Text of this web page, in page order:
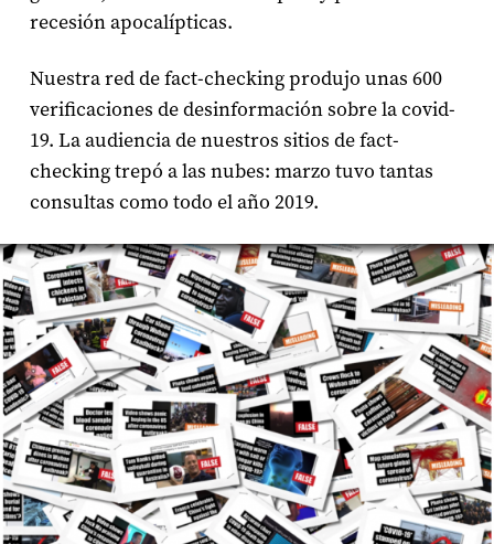
recesión apocalípticas.
Nuestra red de fact-checking produjo unas 600
verificaciones de desinformación sobre la covid-
19. La audiencia de nuestros sitios de fact-
checking trepó a las nubes: marzo tuvo tantas
consultas como todo el año 2019.